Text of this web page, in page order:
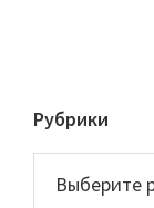
Рубрики